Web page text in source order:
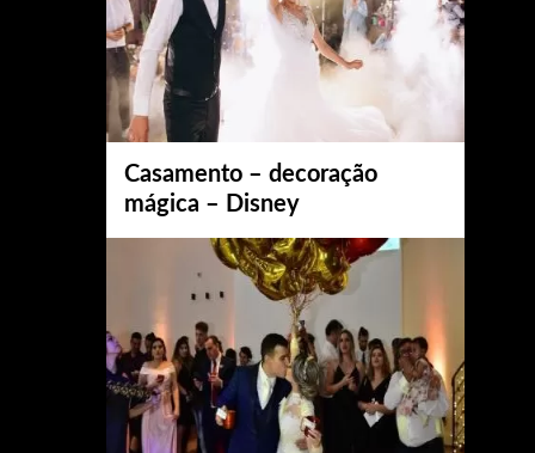
Casamento – decoração
mágica – Disney